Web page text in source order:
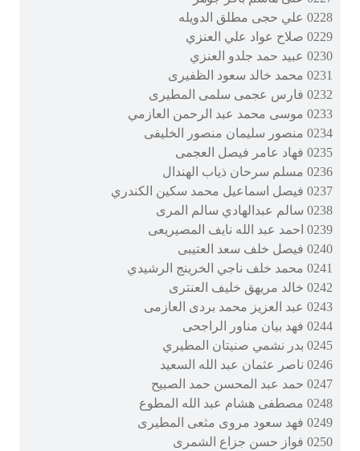
0228 علي حجى مطلق الدويله
0229 صلاح عواد علي العنزي
0230 عبيد حمد جلدو العنزي
0231 محمد خالد سعود الظفيرى
0232 فارس عجمى سلمى المطيرى
0233 موسى محمد عبد الرحمن العازمي
0234 منصور سليمان منصور الخليفى
0235 فهاد عامر فيصل العجمى
0236 مسلم سرحان ذياب الهندال
0237 فيصل اسماعيل محمد سكين الكندري
0238 سالم عبدالهادي سالم المرى
0239 احمد عبد الله نايف المصيريعى
0240 فيصل خلف سعد العتيبى
0241 محمد خلف ناجي الخرينج الرشيدي
0242 خالد مريهق خليف العنترى
0243 عبد العزيز محمد بردى العازمى
0244 فهد بيان مناور الراجحى
0245 بدر نشمي صنيتان المطيري
0246 ناصر عثمان عبد الله السعيد
0247 حمد عبد المحسن حمد الصبيح
0248 مصطفى هشام عبد الله المطوع
0249 فهد سعود مروى مثعى المطيرى
0250 فواز حسن جزاع الشمرى